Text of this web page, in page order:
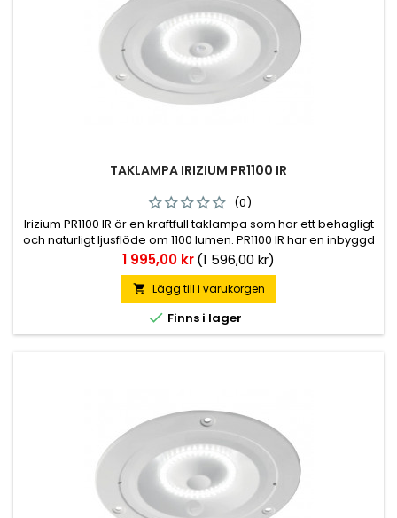
TAKLAMPA IRIZIUM PR1100 IR
(0)
Irizium PR1100 IR är en kraftfull taklampa som har ett behagligt
och naturligt ljusflöde om 1100 lumen. PR1100 IR har en inbyggd
infraröd sensor som är kalibrerad för att fungera i alla typer
av fordon inklusive de under kontrollerade temperaturer ner
till -35°C. Det IK10 -klassade lamphuse
Pris
1 995,00 kr(1 596,00 kr)
 Lägg till i varukorgen
 Finns i lager